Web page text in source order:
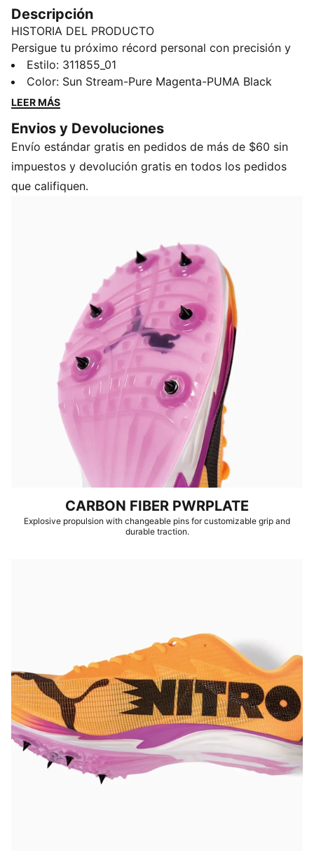
Descripción
HISTORIA DEL PRODUCTO
Persigue tu próximo récord personal con precisión y
ligereza. Con amortiguación NITROFOAM™ ELITE y
una placa PWRPLATE de fibra de carbono para una
propulsión explosiva, estos tacos de carreras están
transpirable que no irrita y un ajuste del talón
bloqueado, átate estas puntas para ser imparable.
CARACTERÍSTICAS Y BENEFICIOS
NITROFOAM™ Elite: Tecnología de espuma de alto
estabilizar la entresuela y maximizar la transferencia
Ancho: Regular
Tipo de puntera: Redondeado
Ajuste: Cordones
Material principal del empeine: Textil
Tipo de superficie: pista
Peso del calzado: 145 g (talla UK8)
6 tachones intercambiables
Pronación: Neutral
Estilo: 311855_01
Color: Sun Stream-Pure Magenta-PUMA Black
LEER MÁS
Envios y Devoluciones
Envío estándar gratis en pedidos de más de $60 sin
impuestos y devolución gratis en todos los pedidos
que califiquen.
CARBON FIBER PWRPLATE
Explosive propulsion with changeable pins for customizable grip and
durable traction.